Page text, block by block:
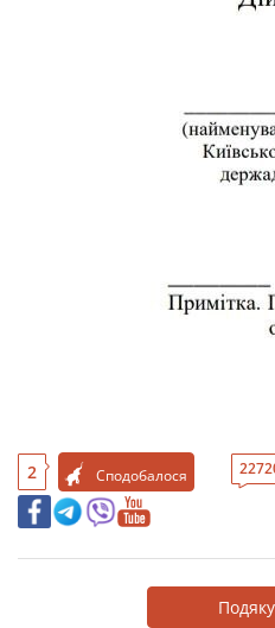
2 Сподобалося